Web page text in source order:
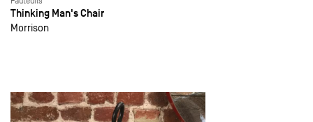
Thinking Man's Chair
Morrison